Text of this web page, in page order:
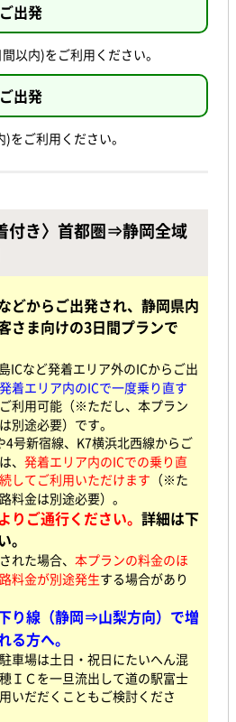
出発
間以内)をご利用ください。
出発
)をご利用ください。
付き〉首都圏⇒静岡全域
どからご出発され、静岡県内
さま向けの3日間プランで
ICなど発着エリア外のICからご出
発着エリア内のICで一度乗り直す
利用可能（※ただし、本プラン
別途必要）です。
号新宿線、K7横浜北西線からご
、 発着エリア内のICでの乗り直
してご利用いただけます （※た
料金は別途必要）。
りご通行ください。 詳細は下
れた場合、 本プランの料金のほ
料金が別途発生する場合があり
り線（静岡⇒山梨方向）で増
る方へ。
車場は土日・祝日にたいへん混
ＩＣを一旦流出して道の駅富士
いだだくこともご検討くださ